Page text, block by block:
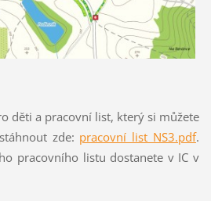
děti a pracovní list, který si můžete
zde: pracovní list_NS3.pdf.
pracovního listu dostanete v IC v